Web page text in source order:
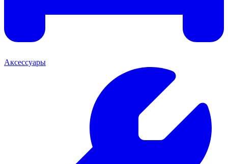
Аксессуары